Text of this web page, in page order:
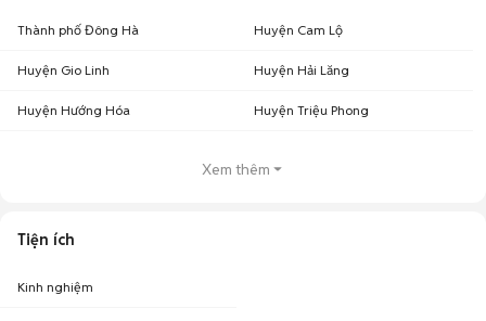
Thành phố Đông Hà Huyện Cam Lộ
Huyện Gio Linh Huyện Hải Lăng
Huyện Hướng Hóa Huyện Triệu Phong
Xem thêm
Tiện ích
Kinh nghiệm